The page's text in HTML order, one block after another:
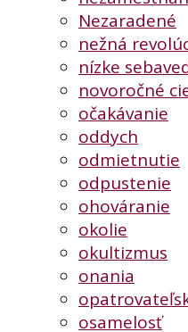
Nezaradené
nežná
nízke
novoročné
očakávanie
oddych
odmietnutie
odpustenie
ohováranie
okolie
okultizmus
onania
osamelosť